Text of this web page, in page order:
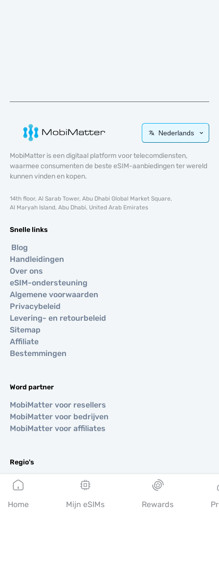
Nederlands
MobiMatter is een digitaal platform voor telecomdiensten,
waarmee consumenten de beste eSIM-aanbiedingen ter wereld
kunnen vinden en kopen.
14th floor, Al Sarab Tower, Abu Dhabi Global Market Square,
Al Maryah Island, Abu Dhabi, United Arab Emirates
Snelle links
Blog
Handleidingen
Over ons
eSIM-ondersteuning
Algemene voorwaarden
Privacybeleid
Levering- en retourbeleid
Sitemap
Affiliate
Bestemmingen
Word partner
MobiMatter voor resellers
MobiMatter voor bedrijven
MobiMatter voor affiliates
Regio's
eSIM voor Europa
eSIM voor Azië
eSIM voor Amerika
Home Mijn eSIMs Rewards